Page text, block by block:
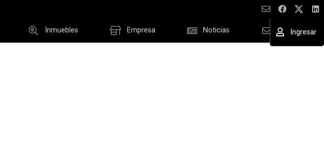
Ingresar
Inmuebles Empresa Noticias Contacto